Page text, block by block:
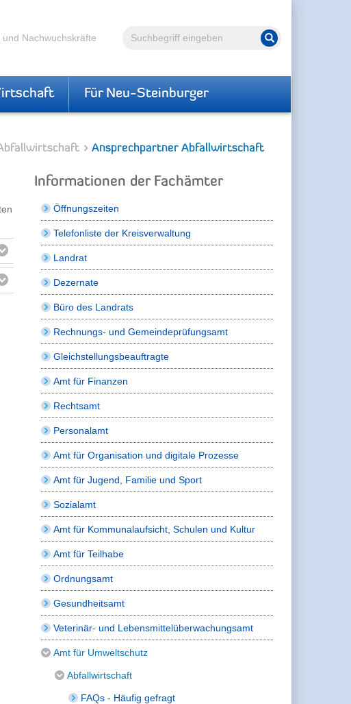
Volltextsuche Suche starten
und Nachwuchskräfte
Für Neu-Steinburger
Ansprechpartner Abfallwirtschaft
Informationen der Fachämter
Öffnungszeiten
Telefonliste der Kreisverwaltung
Landrat
Dezernate
Büro des Landrats
Rechnungs- und Gemeindeprüfungsamt
Gleichstellungsbeauftragte
Amt für Finanzen
Rechtsamt
Personalamt
Amt für Organisation und digitale Prozesse
Amt für Jugend, Familie und Sport
Sozialamt
Amt für Kommunalaufsicht, Schulen und Kultur
Amt für Teilhabe
Ordnungsamt
Gesundheitsamt
Veterinär- und Lebensmittelüberwachungsamt
Amt für Umweltschutz
Abfallwirtschaft
FAQs - Häufig gefragt